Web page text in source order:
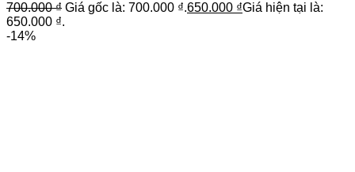
700.000₫ Giá gốc là: 700.000 ₫.650.000 ₫Giá hiện tại là:
650.000 ₫.
-14%